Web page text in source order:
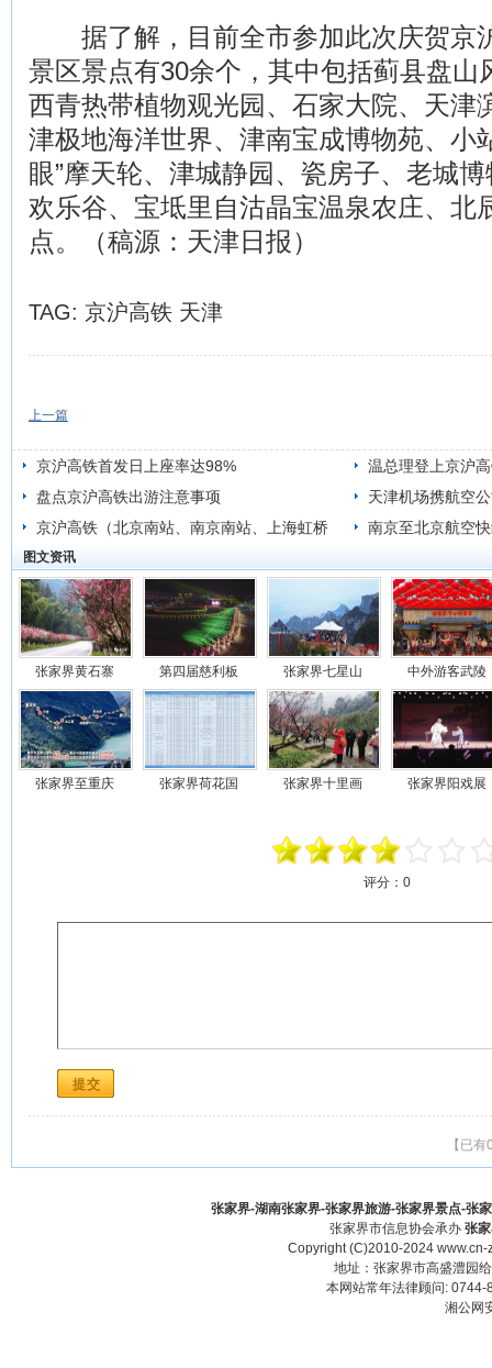
据了解，目前全市参加此次庆贺京
景区景点有30余个，其中包括蓟县盘山
西青热带植物观光园、石家大院、天津
津极地海洋世界、津南宝成博物苑、小
眼”摩天轮、津城静园、瓷房子、老城
欢乐谷、宝坻里自沽晶宝温泉农庄、北
点。（稿源：天津日报）
TAG: 京沪高铁 天津
上一篇
京沪高铁首发日上座率达98%
温总理登上京沪
旅”
盘点京沪高铁出游注意事项
天津机场携航空
京沪高铁（北京南站、南京南站、上海虹桥
站、济南西站）四地首发
南京至北京航空
图文资讯
张家界黄石寨 第四届慈利板 张家界七星山 中外游客武陵
张家界至重庆 张家界荷花国 张家界十里画 张家界阳戏展
评分： 0
【已
张家界-湖南张家界-张家界旅游-张家界景点-张
张家界市信息协会承办 张
Copyright (C)2010-2024
地址：张家界市高盛澧园
本网站常年法律顾问:
湘公网